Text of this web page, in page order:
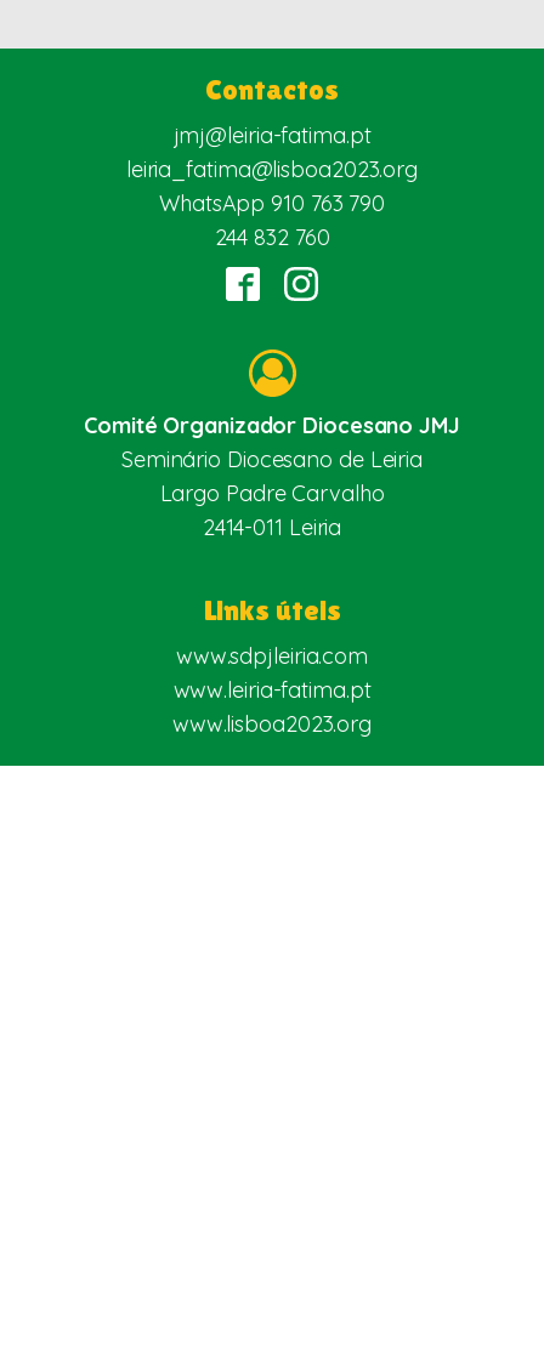
Contactos
jmj@leiria-fatima.pt
leiria_fatima@lisboa2023.org
WhatsApp 910 763 790
244 832 760
Comité Organizador Diocesano JMJ
Seminário Diocesano de Leiria
Largo Padre Carvalho
2414-011 Leiria
Links úteis
www.sdpjleiria.com
www.leiria-fatima.pt
www.lisboa2023.org